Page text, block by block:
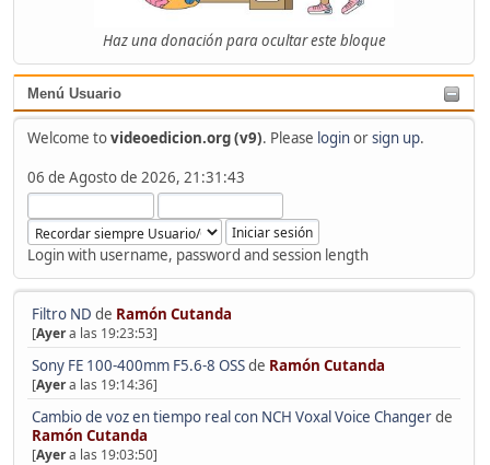
Haz una donación para ocultar este bloque
Menú Usuario
Welcome tovideoedicion.org (v9). Please loginorsign up.
06 de Agosto de 2026, 21:31:43
Login with username, password and session length
Filtro ND de Ramón Cutanda
[Ayera las 19:23:53]
Sony FE 100-400mm F5.6-8 OSSde Ramón Cutanda
[Ayera las 19:14:36]
Cambio de voz en tiempo real con NCH Voxal Voice Changerde
Ramón Cutanda
[Ayera las 19:03:50]